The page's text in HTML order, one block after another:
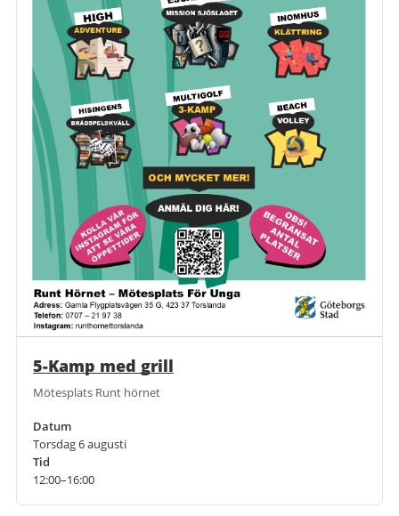
5-Kamp med grill
Mötesplats Runt hörnet
Datum
Torsdag 6 augusti
Tid
12:00–16:00